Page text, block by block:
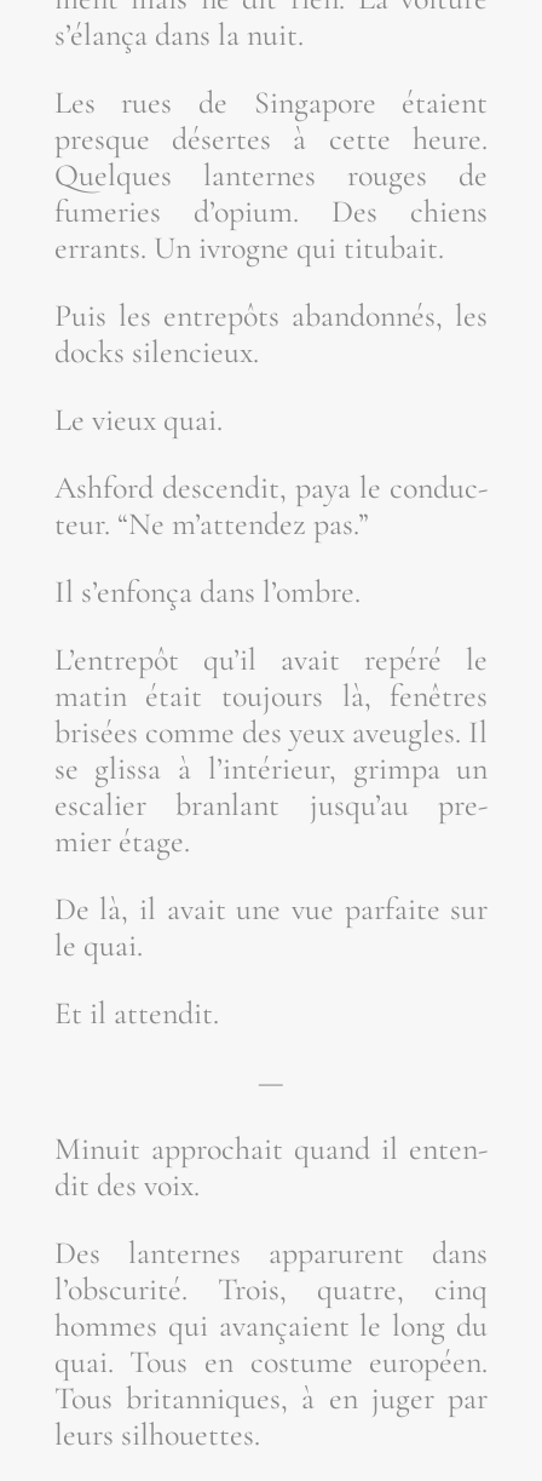
s’é­lan­ça dans la nuit.
Les rues de Sin­ga­pore étaient
presque désertes à cette heure.
Quelques lan­ternes rouges de
fume­ries d’o­pium. Des chiens
errants. Un ivrogne qui titubait.
Puis les entre­pôts aban­don­nés, les
docks silencieux.
Le vieux quai.
Ash­ford des­cen­dit, paya le conduc­
teur. “Ne m’at­ten­dez pas.”
Il s’en­fon­ça dans l’ombre.
L’en­tre­pôt qu’il avait repé­ré le
matin était tou­jours là, fenêtres
bri­sées comme des yeux aveugles. Il
se glis­sa à l’in­té­rieur, grim­pa un
esca­lier bran­lant jus­qu’au pre­
mier étage.
De là, il avait une vue par­faite sur
le quai.
Et il attendit.
—
Minuit appro­chait quand il enten­
dit des voix.
Des lan­ternes appa­rurent dans
l’obs­cu­ri­té. Trois, quatre, cinq
hommes qui avan­çaient le long du
quai. Tous en cos­tume euro­péen.
Tous bri­tan­niques, à en juger par
leurs silhouettes.